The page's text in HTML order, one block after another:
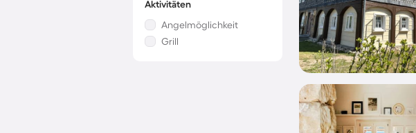
Aktivitäten
Angelmöglichkeit
Grill